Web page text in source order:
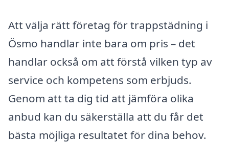
Att välja rätt företag för trappstädning i
Ösmo handlar inte bara om pris – det
handlar också om att förstå vilken typ av
service och kompetens som erbjuds.
Genom att ta dig tid att jämföra olika
anbud kan du säkerställa att du får det
bästa möjliga resultatet för dina behov.